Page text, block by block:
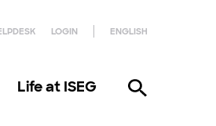
LOGIN ENGLISH
Life at ISEG